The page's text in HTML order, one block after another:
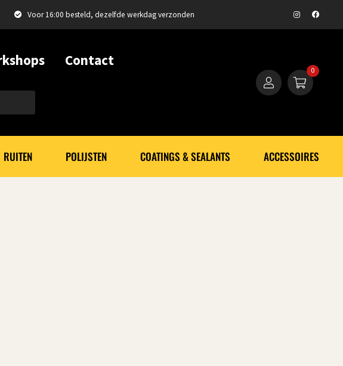
Voor 16:00 besteld, dezelfde werkdag verzonden
Contact
0
RUITEN POLIJSTEN COATINGS & SEALANTS ACCESSOIRES